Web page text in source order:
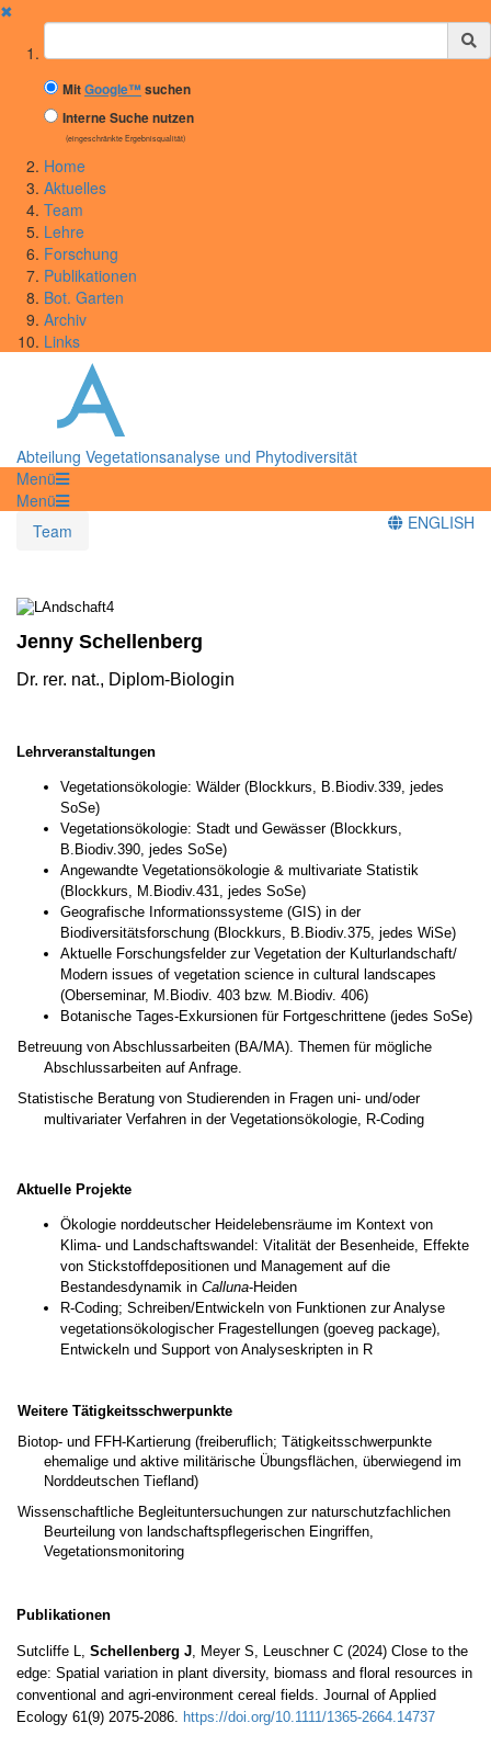
✖
Suchbegriff
MitGoogle™suchen
Interne Suche nutzen
(eingeschränkte Ergebnisqualität)
Home
Aktuelles
Team
Lehre
Forschung
Publikationen
Bot. Garten
Archiv
Links
Abteilung Vegetationsanalyse und Phytodiversität
Menü
Menü
Team
ENGLISH
Jenny Schellenberg
Dr. rer. nat., Diplom-Biologin
Lehrveranstaltungen
Vegetationsökologie: Wälder (Blockkurs, B.Biodiv.339, jedes
SoSe)
Vegetationsökologie: Stadt und Gewässer (Blockkurs,
B.Biodiv.390, jedes SoSe)
Angewandte Vegetationsökologie & multivariate Statistik
(Blockkurs, M.Biodiv.431, jedes SoSe)
Geografische Informationssysteme (GIS) in der
Biodiversitätsforschung (Blockkurs, B.Biodiv.375, jedes WiSe)
Aktuelle Forschungsfelder zur Vegetation der Kulturlandschaft/
Modern issues of vegetation science in cultural landscapes
(Oberseminar, M.Biodiv. 403 bzw. M.Biodiv. 406)
Botanische Tages-Exkursionen für Fortgeschrittene (jedes SoSe)
Betreuung von Abschlussarbeiten (BA/MA). Themen für mögliche
Abschlussarbeiten auf Anfrage.
Statistische Beratung von Studierenden in Fragen uni- und/oder
multivariater Verfahren in der Vegetationsökologie, R-Coding
Aktuelle Projekte
Ökologie norddeutscher Heidelebensräume im Kontext von
Klima- und Landschaftswandel: Vitalität der Besenheide, Effekte
von Stickstoffdepositionen und Management auf die
Bestandesdynamik in Calluna-Heiden
R-Coding; Schreiben/Entwickeln von Funktionen zur Analyse
vegetationsökologischer Fragestellungen (goeveg package),
Entwickeln und Support von Analyseskripten in R
Weitere Tätigkeitsschwerpunkte
Biotop- und FFH-Kartierung (freiberuflich; Tätigkeitsschwerpunkte
ehemalige und aktive militärische Übungsflächen, überwiegend im
Norddeutschen Tiefland)
Wissenschaftliche Begleituntersuchungen zur naturschutzfachlichen
Beurteilung von landschaftspflegerischen Eingriffen,
Vegetationsmonitoring
Publikationen
Sutcliffe L, Schellenberg J, Meyer S, Leuschner C (2024) Close to the
edge: Spatial variation in plant diversity, biomass and floral resources in
conventional and agri-environment cereal fields. Journal of Applied
Ecology 61(9) 2075-2086. https://doi.org/10.1111/1365-2664.14737